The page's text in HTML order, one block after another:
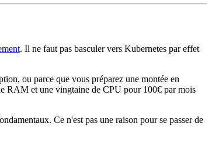
. Il ne faut pas basculer vers Kubernetes par effet
ou parce que vous préparez une montée en
RAM et une vingtaine de CPU pour 100€ par mois
Ce n'est pas une raison pour se passer de